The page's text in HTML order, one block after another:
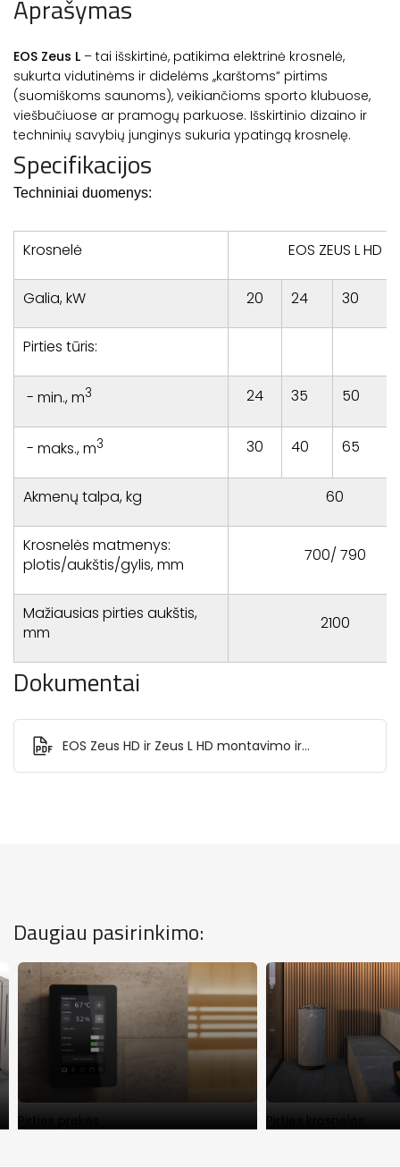
Aprašymas
EOS Zeus L– tai išskirtinė, patikima elektrinė krosnelė,
sukurta vidutinėms ir didelėms ,,karštoms” pirtims
(suomiškoms saunoms), veikiančioms sporto klubuose,
viešbučiuose ar pramogų parkuose. Išskirtinio dizaino ir
techninių savybių junginys sukuria ypatingą krosnelę.
Specifikacijos
Techniniai duomenys:
Krosnelė EOS ZEUS L HD
Galia, kW 20 24 30
Pirties tūris:
- min., m3 24 35 50
- maks., m3 30 40 65
Akmenų talpa, kg 60
Krosnelės matmenys:
plotis/aukštis/gylis, mm
700/ 790
Mažiausias pirties aukštis,
mm
2100
Dokumentai
EOS Zeus HD ir Zeus L HD montavimo ir
Daugiau pasirinkimo:
Pirties prekės Pirties krosnelės